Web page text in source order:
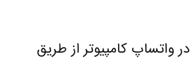
واتساپ کامپیوتر از طریق